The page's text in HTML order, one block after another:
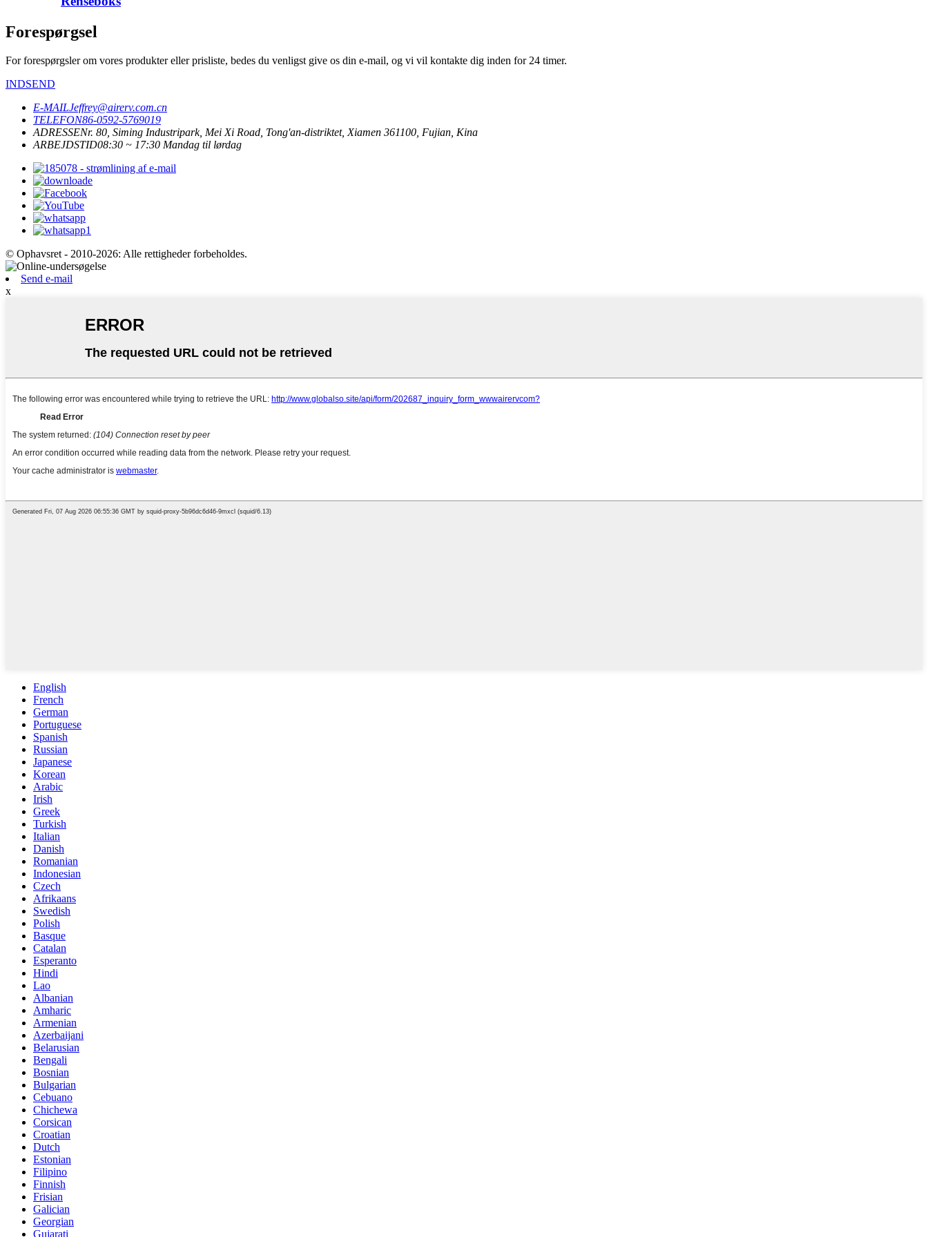
Forespørgsel
For forespørgsler om vores produkter eller prisliste, bedes du venligst give os din e-mail, og vi vil kontakte dig inden for 24 timer.
INDSEND
E-MAILJeffrey@airerv.com.cn
TELEFON86-0592-5769019
ADRESSENr. 80, Siming Industripark, Mei Xi Road, Tong'an-distriktet, Xiamen 361100, Fujian, Kina
ARBEJDSTID08:30 ~ 17:30 Mandag til lørdag
© Ophavsret - 2010-2026: Alle rettigheder forbeholdes.
Send e-mail
x
English
French
German
Portuguese
Spanish
Russian
Japanese
Korean
Arabic
Irish
Greek
Turkish
Italian
Danish
Romanian
Indonesian
Czech
Afrikaans
Swedish
Polish
Basque
Catalan
Esperanto
Hindi
Lao
Albanian
Amharic
Armenian
Azerbaijani
Belarusian
Bengali
Bosnian
Bulgarian
Cebuano
Chichewa
Corsican
Croatian
Dutch
Estonian
Filipino
Finnish
Frisian
Galician
Georgian
Gujarati